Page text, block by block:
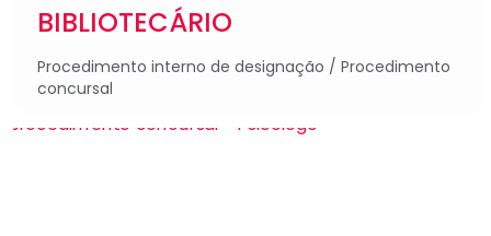
BIBLIOTECÁRIO
Procedimento interno de designação / Procedimento
concursal